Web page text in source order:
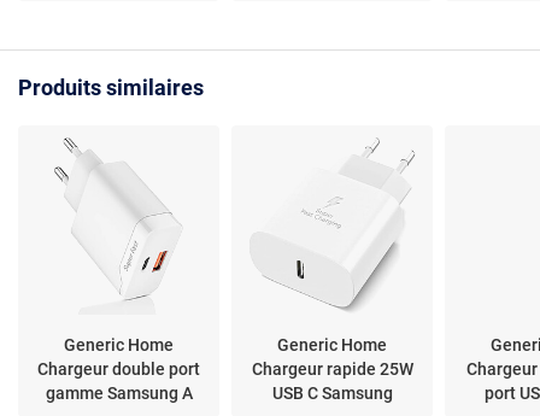
Produits similaires
Generic Home
Chargeur double port
gamme Samsung A
Generic Home
Chargeur rapide 25W
USB C Samsung
port